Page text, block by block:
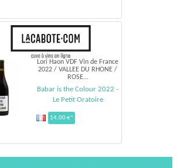
Lori Haon VDF Vin de France
2022 / VALLEE DU RHONE /
ROSE...
Babar is the Colour 2022 -
Le Petit Oratoire
14,00 €*